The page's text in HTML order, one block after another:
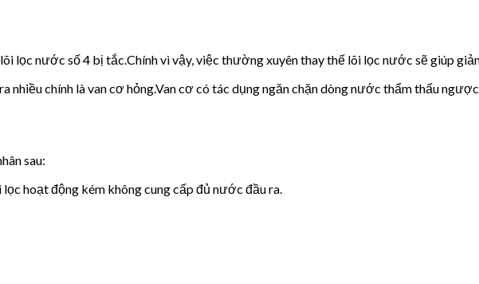
lọc nước số 4 bị tắc.Chính vì vậy, việc thường xuyên thay thế lõi lọc nước sẽ giúp
nhiều chính là van cơ hỏng.Van cơ có tác dụng ngăn chặn dòng nước thẩm thấu
sau:
hoạt động kém không cung cấp đủ nước đầu ra.